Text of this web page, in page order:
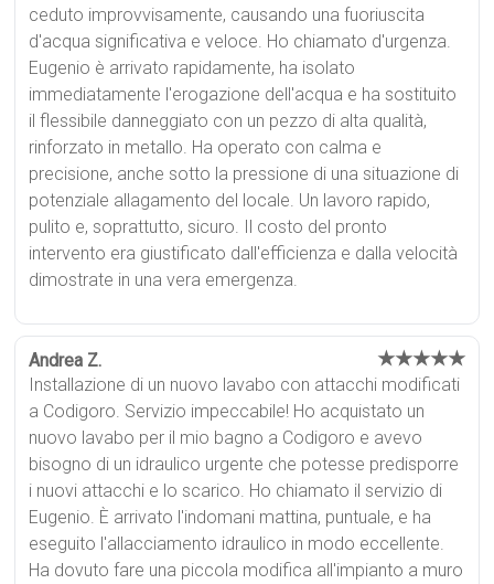
ceduto improvvisamente, causando una fuoriuscita
d'acqua significativa e veloce. Ho chiamato d'urgenza.
Eugenio è arrivato rapidamente, ha isolato
immediatamente l'erogazione dell'acqua e ha sostituito
il flessibile danneggiato con un pezzo di alta qualità,
rinforzato in metallo. Ha operato con calma e
precisione, anche sotto la pressione di una situazione di
potenziale allagamento del locale. Un lavoro rapido,
pulito e, soprattutto, sicuro. Il costo del pronto
intervento era giustificato dall'efficienza e dalla velocità
dimostrate in una vera emergenza.
Andrea Z. ★★★★★
Installazione di un nuovo lavabo con attacchi modificati
a Codigoro. Servizio impeccabile! Ho acquistato un
nuovo lavabo per il mio bagno a Codigoro e avevo
bisogno di un idraulico urgente che potesse predisporre
i nuovi attacchi e lo scarico. Ho chiamato il servizio di
Eugenio. È arrivato l'indomani mattina, puntuale, e ha
eseguito l'allacciamento idraulico in modo eccellente.
Ha dovuto fare una piccola modifica all'impianto a muro